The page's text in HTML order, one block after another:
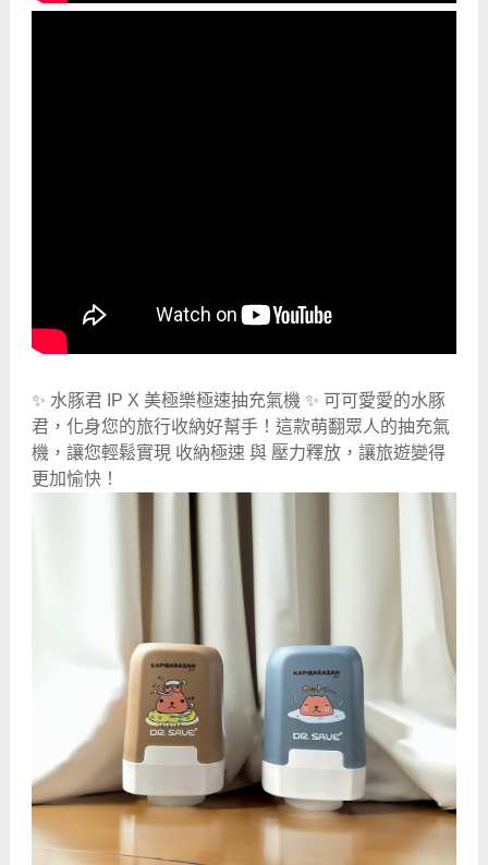
✨ 水豚君 IP X 美極樂極速抽充氣機 ✨ 可可愛愛的水豚
君，化身您的旅行收納好幫手！這款萌翻眾人的抽充氣
機，讓您輕鬆實現 收納極速 與 壓力釋放，讓旅遊變得
更加愉快！